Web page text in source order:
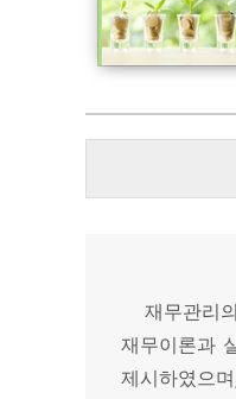
재무관리
재무이론과
제시하였으며